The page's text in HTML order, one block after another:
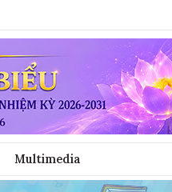
Multimedia